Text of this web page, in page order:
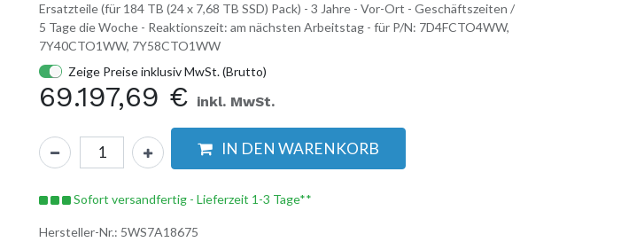
Ersatzteile (für 184 TB (24 x 7,68 TB SSD) Pack) - 3 Jahre - Vor-Ort - Geschäftszeiten /
5 Tage die Woche - Reaktionszeit: am nächsten Arbeitstag - für P/N: 7D4FCTO4WW,
7Y40CTO1WW, 7Y58CTO1WW
Zeige Preise inklusiv MwSt. (Brutto)
69.197,69 € inkl. MwSt.
IN DEN WARENKORB
Sofort versandfertig - Lieferzeit 1-3 Tage**
Hersteller-Nr.: 5WS7A18675